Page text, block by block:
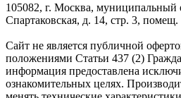
105082, г. Москва, муниципальный
Спартаковская, д. 14, стр. 3,
Сайт не является публичной
положениями Статьи 437 (2)
информация предоставлена
ознакомительных целях.